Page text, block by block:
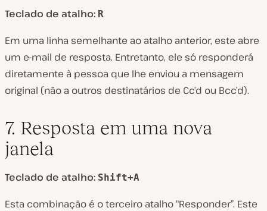
Teclado de atalho: R
Em uma linha semelhante ao atalho anterior, este abre
um e-mail de resposta. Entretanto, ele só responderá
diretamente à pessoa que lhe enviou a mensagem
original (não a outros destinatários de Cc’d ou Bcc’d).
7. Resposta em uma nova
janela
Teclado de atalho: Shift+A
Esta combinação é o terceiro atalho “Responder”. Este